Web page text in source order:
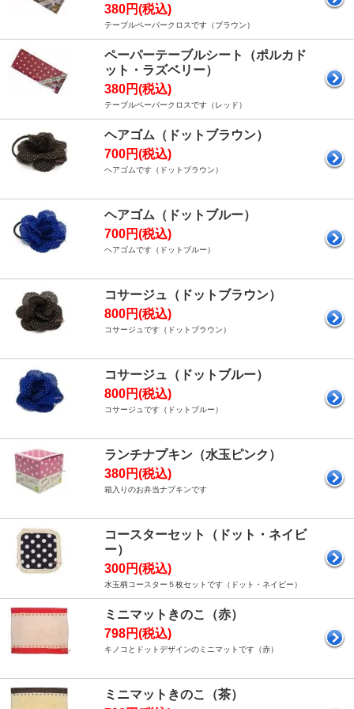
380円(税込)
テーブルペーパークロスです（ブラウン）
ペーパーテーブルシート（ポルカド
ット・ラズベリー）
380円(税込)
テーブルペーパークロスです（レッド）
ヘアゴム（ドットブラウン）
700円(税込)
ヘアゴムです（ドットブラウン）
ヘアゴム（ドットブルー）
700円(税込)
ヘアゴムです（ドットブルー）
コサージュ（ドットブラウン）
800円(税込)
コサージュです（ドットブラウン）
コサージュ（ドットブルー）
800円(税込)
コサージュです（ドットブルー）
ランチナプキン（水玉ピンク）
380円(税込)
箱入りのお弁当ナプキンです
コースターセット（ドット・ネイビ
ー）
300円(税込)
水玉柄コースター５枚セットです（ドット・ネイビー）
ミニマットきのこ（赤）
798円(税込)
キノコとドットデザインのミニマットです（赤）
ミニマットきのこ（茶）